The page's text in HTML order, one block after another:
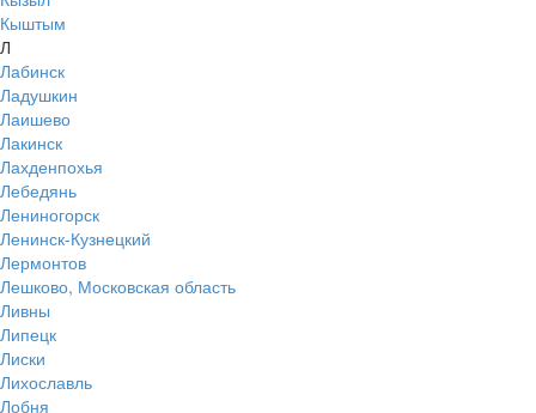
Кыштым
Л
Лабинск
Ладушкин
Лаишево
Лакинск
Лахденпохья
Лебедянь
Лениногорск
Ленинск-Кузнецкий
Лермонтов
Лешково, Московская область
Ливны
Липецк
Лиски
Лихославль
Лобня